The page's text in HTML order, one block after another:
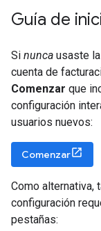
Guía de
Si nunca usaste
cuenta de
Comenzar que
configuración
usuarios nuevos:
Comenzar
Como alternativa,
configuración
pestañas: